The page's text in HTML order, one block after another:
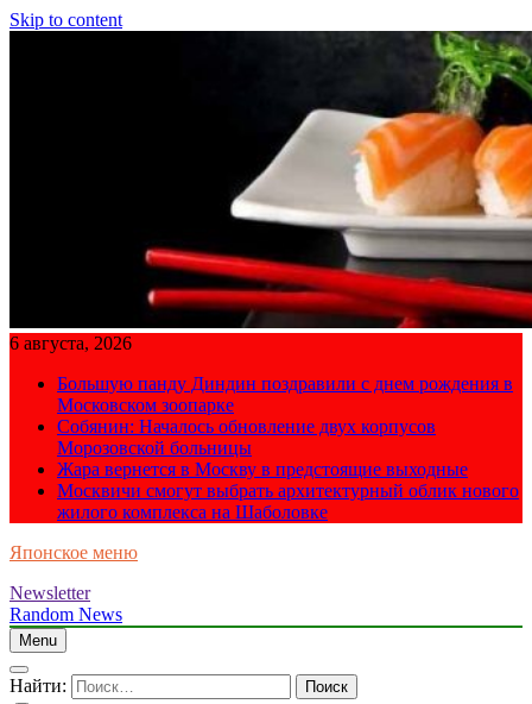
Skip to content
6 августа, 2026
Большую панду Диндин поздравили с днем рождения в
Московском зоопарке
Собянин: Началось обновление двух корпусов
Морозовской больницы
Жара вернется в Москву в предстоящие выходные
Москвичи смогут выбрать архитектурный облик нового
жилого комплекса на Шаболовке
Японское меню
Newsletter
Random News
Menu
Найти: